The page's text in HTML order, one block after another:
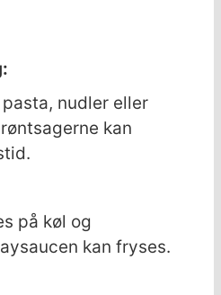
nudler eller
kan
på køl og
kan fryses.